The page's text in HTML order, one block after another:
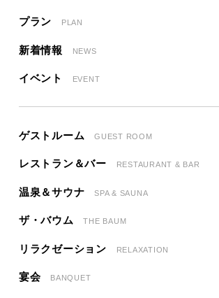
プラン PLAN
新着情報 NEWS
イベント EVENT
ゲストルーム GUEST ROOM
レストラン＆バー RESTAURANT & BAR
温泉＆サウナ SPA & SAUNA
ザ・バウム THE BAUM
リラクゼーション RELAXATION
宴会 BANQUET